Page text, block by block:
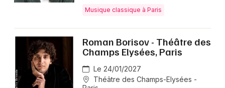
Musique classique à Paris
Roman Borisov - Théâtre des
Champs Elysées, Paris
Le 24/01/2027
Théâtre des Champs-Elysées -